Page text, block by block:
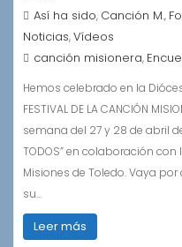
Así ha sido, Canción M.,
Noticias,Vídeos
canción misionera,
Hemos celebrado en la
FESTIVAL DE LA CANCIÓN
semana del 27 y 28 de abril
TODOS” en colaboración
Misiones de Toledo. Vaya
su…
Leer más